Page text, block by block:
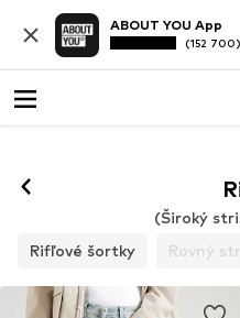
ABOUT YOU App
(152 700)
(Široký
Rifľové šortky
Rovný